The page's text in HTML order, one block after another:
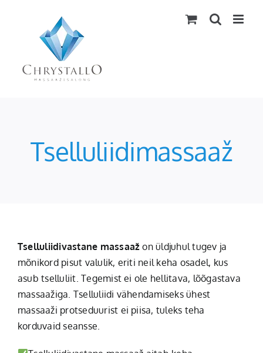
Tselluliidimassaaž
Tselluliidivastane massaaž on üldjuhul tugev ja
mõnikord pisut valulik, eriti neil keha osadel, kus
asub tselluliit. Tegemist ei ole hellitava, lõõgastava
massaažiga. Tselluliidi vähendamiseks ühest
massaaži protseduurist ei piisa, tuleks teha
korduvaid seansse.